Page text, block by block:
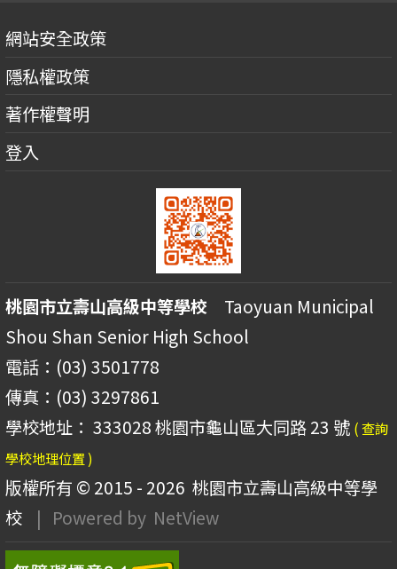
網站安全政策
隱私權政策
著作權聲明
登入
桃園市立壽山高級中等學校 Taoyuan Municipal
Shou Shan Senior High School
電話：(03) 3501778
傳真：(03) 3297861
學校地址： 333028 桃園市龜山區大同路 23 號 ( 查詢
學校地理位置 )
版權所有 © 2015 - 2026 桃園市立壽山高級中等學
校
| Powered by NetView